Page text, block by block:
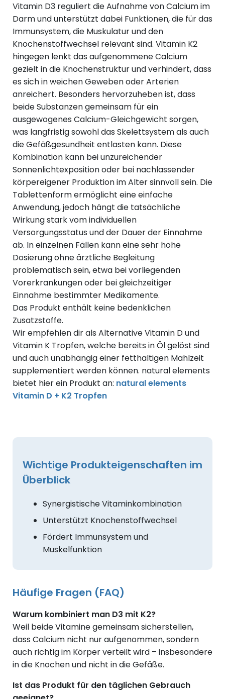
Vitamin D3 reguliert die Aufnahme von Calcium im
Darm und unterstützt dabei Funktionen, die für das
Immunsystem, die Muskulatur und den
Knochenstoffwechsel relevant sind. Vitamin K2
hingegen lenkt das aufgenommene Calcium
gezielt in die Knochenstruktur und verhindert, dass
es sich in weichen Geweben oder Arterien
anreichert. Besonders hervorzuheben ist, dass
beide Substanzen gemeinsam für ein
ausgewogenes Calcium-Gleichgewicht sorgen,
was langfristig sowohl das Skelettsystem als auch
die Gefäßgesundheit entlasten kann. Diese
Kombination kann bei unzureichender
Sonnenlichtexposition oder bei nachlassender
körpereigener Produktion im Alter sinnvoll sein. Die
Tablettenform ermöglicht eine einfache
Anwendung, jedoch hängt die tatsächliche
Wirkung stark vom individuellen
Versorgungsstatus und der Dauer der Einnahme
ab. In einzelnen Fällen kann eine sehr hohe
Dosierung ohne ärztliche Begleitung
problematisch sein, etwa bei vorliegenden
Vorerkrankungen oder bei gleichzeitiger
Einnahme bestimmter Medikamente.
Das Produkt enthält keine bedenklichen
Zusatzstoffe.
Wir empfehlen dir als Alternative Vitamin D und
Vitamin K Tropfen, welche bereits in Öl gelöst sind
und auch unabhängig einer fetthaltigen Mahlzeit
supplementiert werden können. natural elements
bietet hier ein Produkt an: natural elements
Vitamin D + K2 Tropfen
Wichtige Produkteigenschaften im
Überblick
Synergistische Vitaminkombination
Unterstützt Knochenstoffwechsel
Fördert Immunsystem und
Muskelfunktion
Häufige Fragen (FAQ)
Warum kombiniert man D3 mit K2?
Weil beide Vitamine gemeinsam sicherstellen,
dass Calcium nicht nur aufgenommen, sondern
auch richtig im Körper verteilt wird – insbesondere
in die Knochen und nicht in die Gefäße.
Ist das Produkt für den täglichen Gebrauch